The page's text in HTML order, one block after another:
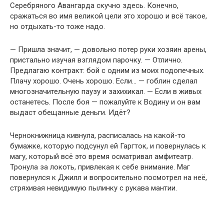
Серебряного Авангарда скучно здесь. Конечно,
сражаться во имя великой цели это хорошо и всё такое,
но отдыхать-то тоже надо.
— Пришла значит, — довольно потер руки хозяин арены,
пристально изучая взглядом парочку. — Отлично.
Предлагаю контракт: бой с одним из моих подопечных.
Плачу хорошо. Очень хорошо. Если… — гоблин сделал
многозначительную паузу и захихикал. — Если в живых
останетесь. После боя — пожалуйте к Водину и он вам
выдаст обещанные деньги. Идёт?
Чернокнижница кивнула, расписалась на какой-то
бумажке, которую подсунул ей Гаргток, и повернулась к
магу, который всё это время осматривал амфитеатр.
Тронула за локоть, привлекая к себе внимание. Маг
повернулся к Джилл и вопросительно посмотрел на неё,
стряхивая невидимую пылинку с рукава мантии.